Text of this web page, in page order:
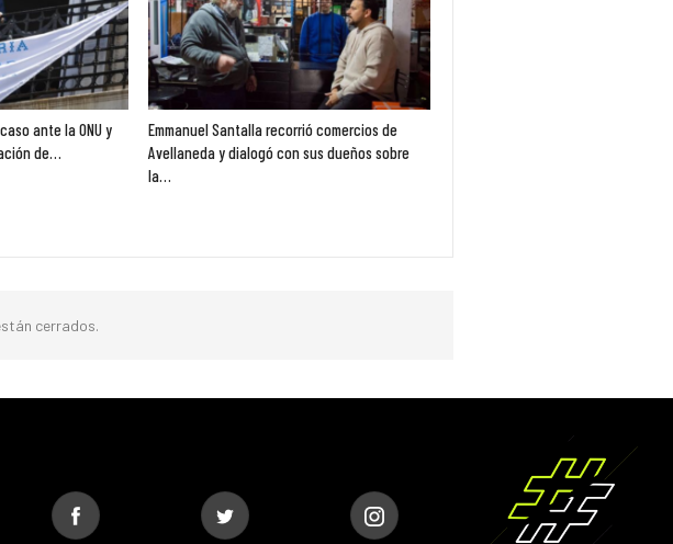
ante la ONU y
de…
Emmanuel Santalla recorrió comercios de
Avellaneda y dialogó con sus dueños sobre
la…
cerrados.